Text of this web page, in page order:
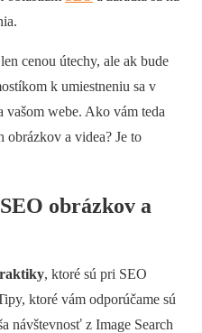
cenou útechy, ale ak bude
k umiestneniu sa v
vašom webe. Ako vám teda
obrázkov a videa? Je to
obrázkov a
, ktoré sú pri SEO
ktoré vám odporúčame sú
návštevnosť z Image Search